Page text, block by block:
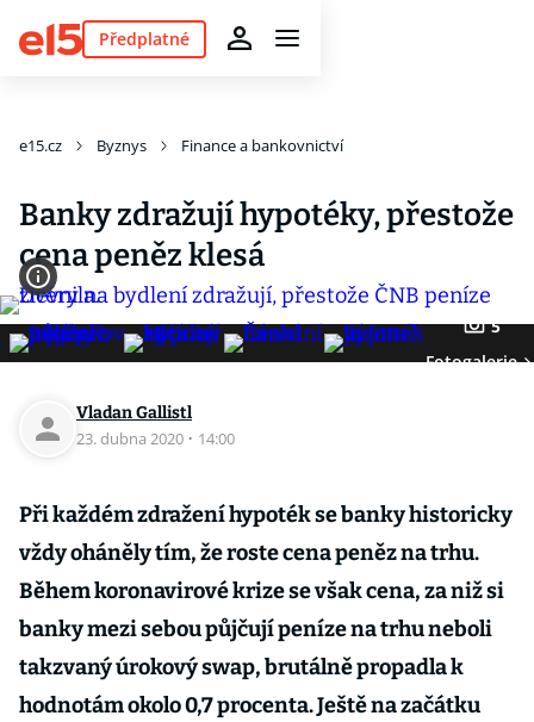
Předplatné
e15.cz Byznys Finance a bankovnictví
Banky zdražují hypotéky, přestože
cena peněz klesá
5
Fotogalerie
Vladan Gallistl
23. dubna 2020 · 14:00
Při každém zdražení hypoték se banky historicky
vždy oháněly tím, že roste cena peněz na trhu.
Během koronavirové krize se však cena, za niž si
banky mezi sebou půjčují peníze na trhu neboli
takzvaný úrokový swap, brutálně propadla k
hodnotám okolo 0,7 procenta. Ještě na začátku